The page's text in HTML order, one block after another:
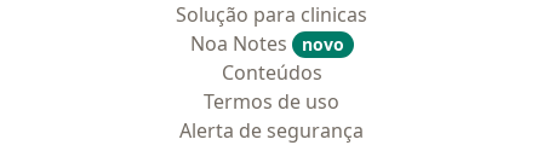
Solução para clinicas
Noa Notes
novo
Conteúdos
Termos de uso
Alerta de segurança